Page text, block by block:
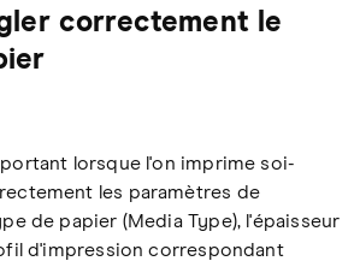
correctement le
lorsque l'on imprime soi-
les paramètres de
de papier (Media Type), l'épaisseur
d'impression correspondant